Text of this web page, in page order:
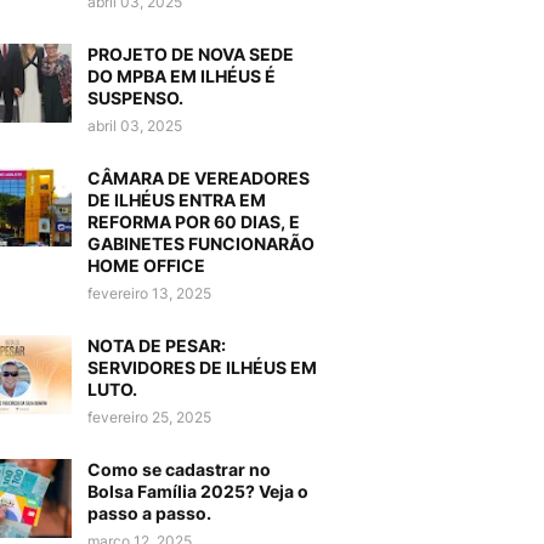
PROJETO DE NOVA SEDE
DO MPBA EM ILHÉUS É
SUSPENSO.
abril 03, 2025
CÂMARA DE VEREADORES
DE ILHÉUS ENTRA EM
REFORMA POR 60 DIAS, E
GABINETES FUNCIONARÃO
HOME OFFICE
fevereiro 13, 2025
NOTA DE PESAR:
SERVIDORES DE ILHÉUS EM
LUTO.
fevereiro 25, 2025
Como se cadastrar no
Bolsa Família 2025? Veja o
passo a passo.